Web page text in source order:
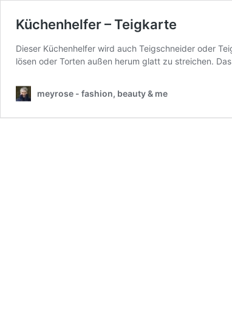
Küchenhelfer – Teigkarte
Dieser Küchenhelfer wird auch Teigschneider oder
lösen oder Torten außen herum glatt zu streichen.
meyrose - fashion, beauty & me